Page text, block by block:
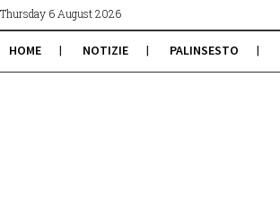
Thursday 6 August 2026
HOME NOTIZIE PALINSESTO